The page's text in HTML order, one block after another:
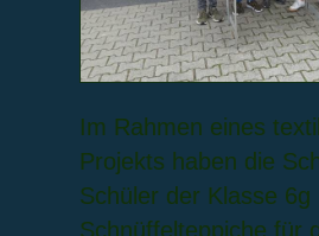
Im Rahmen eines
Projekts haben die
Schüler der Klasse 6g
Schnüffelteppiche für